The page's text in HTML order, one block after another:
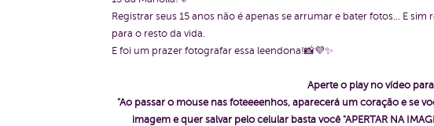
Registrar seus 15 anos não é apenas se arrumar e bater fotos... E
para o resto da vida.
E foi um prazer fotografar essa leendona!📸💜✨
Aperte o play no vídeo
"Ao passar o mouse nas foteeeenhos, aparecerá um coração e se
imagem e quer salvar pelo celular basta você "APERTAR NA